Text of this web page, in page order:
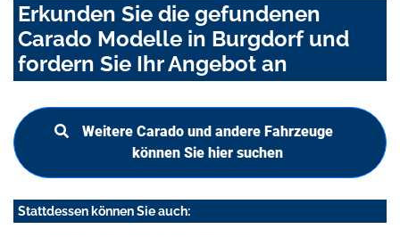
Erkunden Sie die gefundenen
Carado Modelle in Burgdorf und
fordern Sie Ihr Angebot an
Weitere Carado und andere Fahrzeuge
können Sie hier suchen
Stattdessen können Sie auch: